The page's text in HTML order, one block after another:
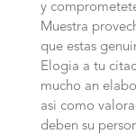
y
Muestra
que estas
Elogia a tu
mucho an
asi­ como
deben su